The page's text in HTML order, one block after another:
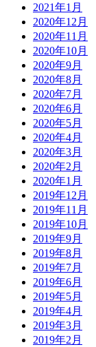
2021年1月
2020年12月
2020年11月
2020年10月
2020年9月
2020年8月
2020年7月
2020年6月
2020年5月
2020年4月
2020年3月
2020年2月
2020年1月
2019年12月
2019年11月
2019年10月
2019年9月
2019年8月
2019年7月
2019年6月
2019年5月
2019年4月
2019年3月
2019年2月